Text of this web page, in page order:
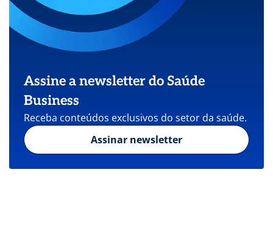
Assine a newsletter do Saúde
Business
Receba conteúdos exclusivos do setor da saúde.
Assinar newsletter